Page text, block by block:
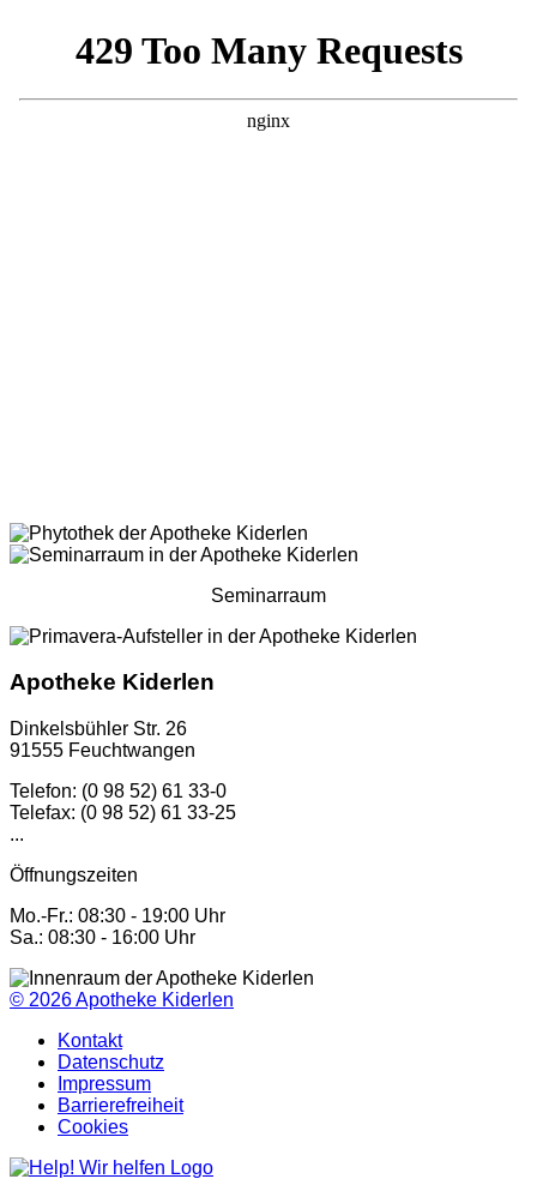
Seminarraum
Apotheke Kiderlen
Dinkelsbühler Str. 26
91555 Feuchtwangen
Telefon: (0 98 52) 61 33-0
Telefax: (0 98 52) 61 33-25
...
Öffnungszeiten
Mo.-Fr.: 08:30 - 19:00 Uhr
Sa.: 08:30 - 16:00 Uhr
© 2026Apotheke Kiderlen
Kontakt
Datenschutz
Impressum
Barrierefreiheit
Cookies